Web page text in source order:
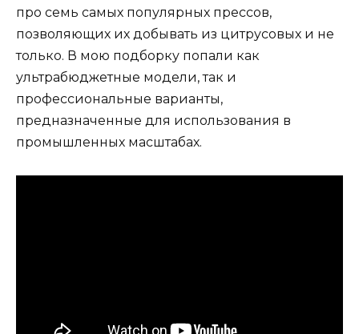
про семь самых популярных прессов,
позволяющих их добывать из цитрусовых и не
только. В мою подборку попали как
ультрабюджетные модели, так и
профессиональные варианты,
предназначенные для использования в
промышленных масштабах.